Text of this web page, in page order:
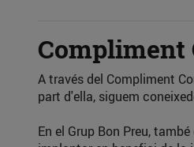
Compliment
A través del Compliment
part d'ella, siguem
En el Grup Bon Preu,